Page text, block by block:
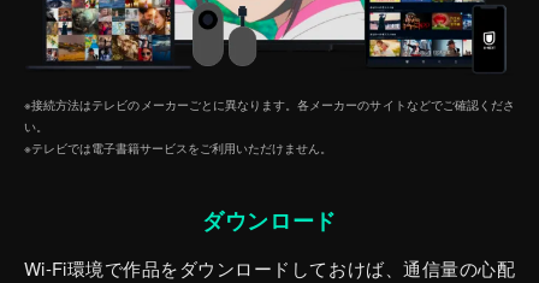
※接続方法はテレビのメーカーごとに異なります。各メーカーのサイトなどでご確認くださ
い。
※テレビでは電子書籍サービスをご利⽤いただけません。
ダウンロード
Wi-Fi環境で作品をダウンロードしておけば、通信量の心配